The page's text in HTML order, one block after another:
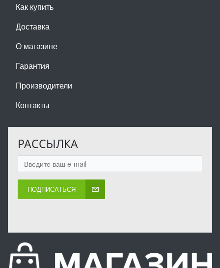
Как купить
Доставка
О магазине
Гарантия
Производители
Контакты
РАССЫЛКА
ПОДПИСАТЬСЯ